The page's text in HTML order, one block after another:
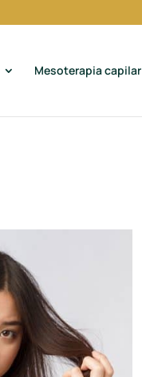
Mesoterapia capilar